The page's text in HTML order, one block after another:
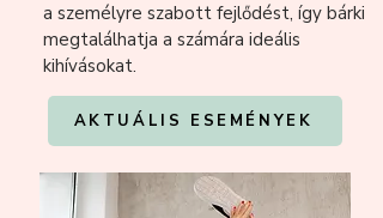
a személyre szabott fejlődést, így bárki
megtalálhatja a számára ideális
kihívásokat.
AKTUÁLIS ESEMÉNYEK